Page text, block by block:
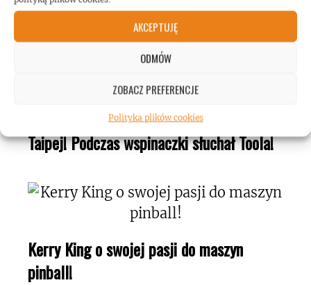
AKCEPTUJĘ
ODMÓW
ZOBACZ PREFERENCJE
Polityka plików cookies
Mężczyzna wspiął się na wieżowiec w
Taipej! Podczas wspinaczki słuchał Toola!
Kerry King o swojej pasji do maszyn
pinball!